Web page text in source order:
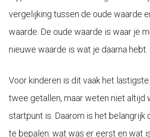
vergelijking tussen de oude waarde
waarde. De oude waarde is waar je
nieuwe waarde is wat je daarna hebt.
Voor kinderen is dit vaak het
twee getallen, maar weten niet altijd
startpunt is. Daarom is het belangrijk
te bepalen: wat was er eerst en wat